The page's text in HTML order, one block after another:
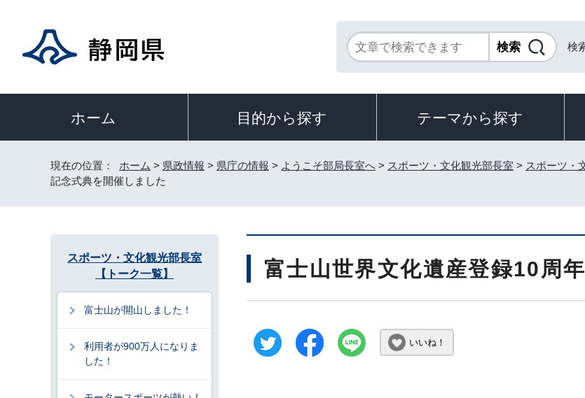
検
ホーム 目的から探す テーマから探す
現在の位置： ホーム > 県政情報 > 県庁の情報 > ようこそ部局長室へ > スポーツ・文化観光部長室 > スポーツ・
記念式典を開催しました
富士山世界文化遺産登録10周
いいね！
スポーツ・文化観光部長室
【トーク一覧】
富士山が開山しました！
利用者が900万人になりま
した！